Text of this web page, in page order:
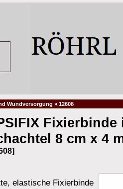
Wundversorgung » 12608
8 cm x 4
elastische Fixierbinde